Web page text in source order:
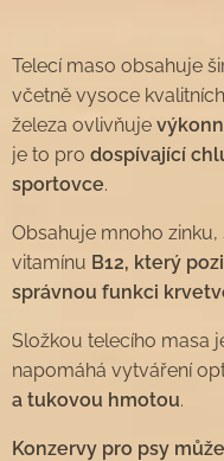
Telecí maso obsahuje
včetně vysoce
železa ovlivňuje
je to pro dospívající
sportovce.
Obsahuje mnoho
vitamínu B12, který
správnou funkci
Složkou telecího masa
napomáhá vytváření
a tukovou hmotou.
Konzervy pro psy